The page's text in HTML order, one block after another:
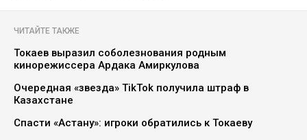
ЧИТАЙТЕ ТАКЖЕ
Токаев выразил соболезнования родным
кинорежиссера Ардака Амиркулова
Очередная «звезда» TikTok получила штраф в
Казахстане
Спасти «Астану»: игроки обратились к Токаеву